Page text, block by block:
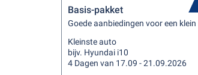
Basis-pakket
Goede aanbiedingen voor een
Kleinste auto
bijv. Hyundai i10
4 Dagen van 17.09 - 21.09.2026